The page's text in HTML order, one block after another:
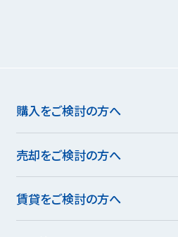
購入をご検討の方へ
売却をご検討の方へ
賃貸をご検討の方へ